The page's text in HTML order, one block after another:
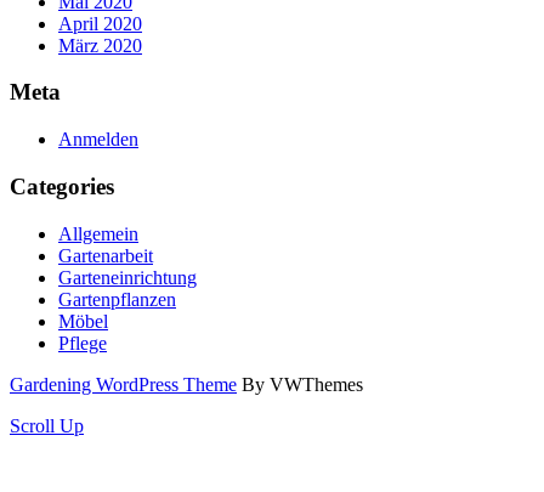
April 2020
März 2020
Meta
Anmelden
Categories
Allgemein
Gartenarbeit
Garteneinrichtung
Gartenpflanzen
Möbel
Pflege
Gardening WordPress Theme By VWThemes
Scroll Up